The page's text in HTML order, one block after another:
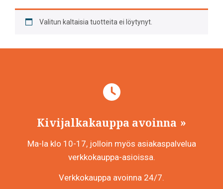
Valitun kaltaisia tuotteita ei löytynyt.
Kivijalkakauppa avoinna
Ma-la klo 10-17, jolloin myös asiakaspalvelua
verkkokauppa-asioissa.
Verkkokauppa avoinna 24/7.